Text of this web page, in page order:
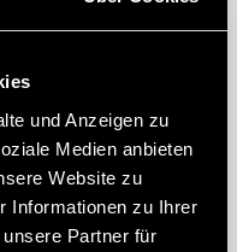
und Anzeigen zu
Medien anbieten
Website zu
Informationen zu Ihrer
Partner für